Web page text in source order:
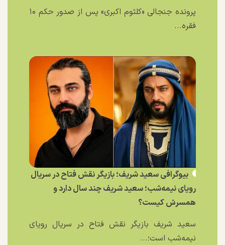
پرونده جنجالی «کلثوم اکبری» پس از صدور حکم ۱۰
فقره...
بیوگرافی سعید شریف؛ بازیگر نقش فتاح در سریال
رویای نیمه‌شب؛ سعید شریف چند سال دارد و
همسرش کیست؟
سعید شریف بازیگر نقش فتاح در سریال رویای
نیمه‌شب است؛...